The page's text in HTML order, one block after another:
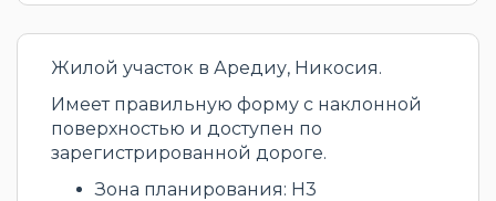
Жилой участок в Аредиу, Никосия.
Имеет правильную форму с наклонной
поверхностью и доступен по
зарегистрированной дороге.
Зона планирования: H3